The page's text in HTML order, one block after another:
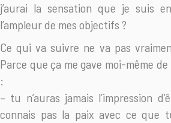
j’aurai la sensation que je suis
l’ampleur de mes objectifs ?
Ce qui va suivre ne va pas
Parce que ça me gave moi-même de
:
– tu n’auras jamais l’impression
connais pas la paix avec ce que